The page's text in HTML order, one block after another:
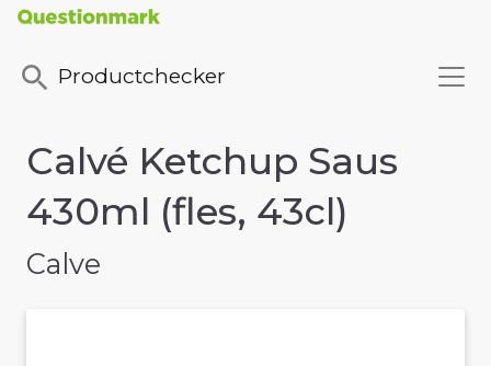
Productchecker
Calvé Ketchup Saus
430ml (fles, 43cl)
Calve